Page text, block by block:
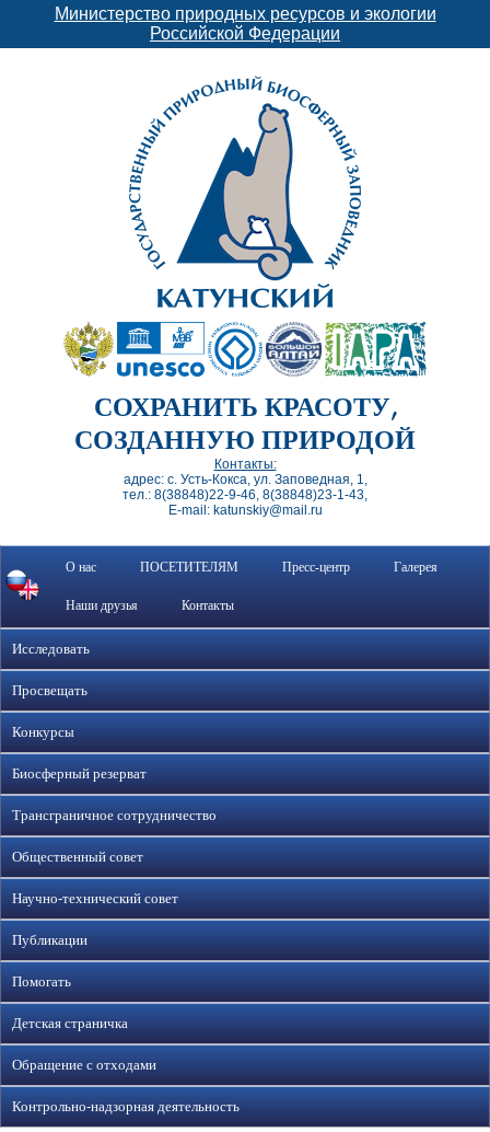
Министерство природных ресурсов и экологии
Российской Федерации
СОХРАНИТЬ КРАСОТУ,
СОЗДАННУЮ ПРИРОДОЙ
Контакты:
адрес: с. Усть-Кокса, ул. Заповедная, 1,
тел.: 8(38848)22-9-46, 8(38848)23-1-43,
E-mail: katunskiy@mail.ru
О нас ПОСЕТИТЕЛЯМ Пресс-центр Галерея
Наши друзья Контакты
Исследовать
Просвещать
Конкурсы
Биосферный резерват
Трансграничное сотрудничество
Общественный совет
Научно-технический совет
Публикации
Помогать
Детская страничка
Обращение с отходами
Контрольно-надзорная деятельность